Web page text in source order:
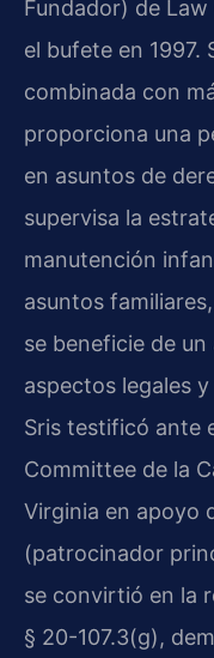
Fundador) de Law
el bufete en 1997.
combinada con
proporciona una
en asuntos de
supervisa la
manutención
asuntos
se beneficie de
aspectos legales
Sris testificó ante
Committee de la
Virginia en apoyo
(patrocinador
se convirtió en la
§ 20-107.3(g),